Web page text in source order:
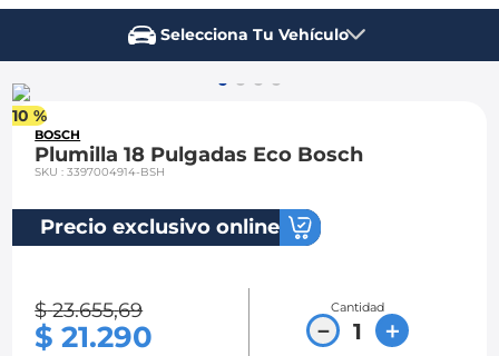
Selecciona Tu Vehículo
10 %
BOSCH
Plumilla 18 Pulgadas Eco Bosch
SKU:3397004914-BSH
Precio exclusivo online
$ 23.655,69
$ 21.290
Cantidad
＋
－
2
3.
spark gt
ford fiesta
5.
optra
6.
mazda 3
chevrolet spark gt